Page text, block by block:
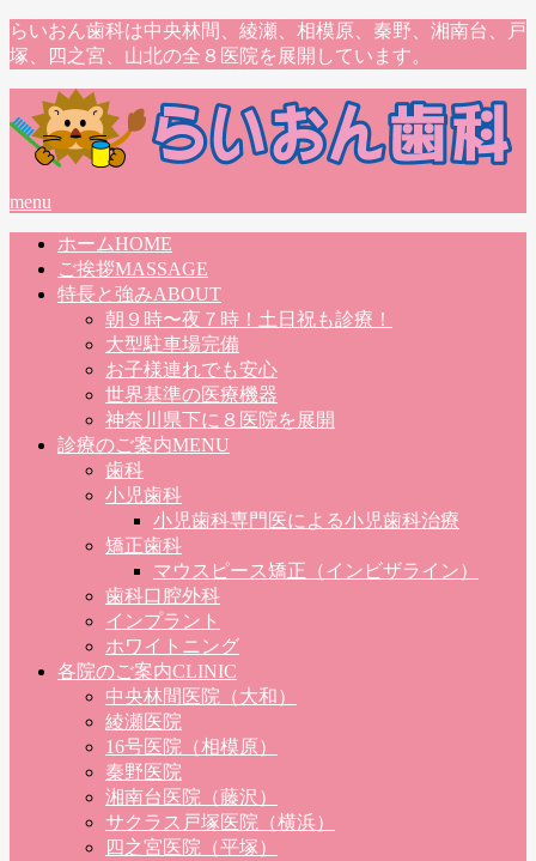
らいおん歯科は中央林間、綾瀬、相模原、秦野、湘南台、戸
塚、四之宮、山北の全８医院を展開しています。
menu
ホームHOME
ご挨拶MASSAGE
特長と強みABOUT
朝９時〜夜７時！土日祝も診療！
大型駐車場完備
お子様連れでも安心
世界基準の医療機器
神奈川県下に８医院を展開
診療のご案内MENU
歯科
小児歯科
小児歯科専門医による小児歯科治療
矯正歯科
マウスピース矯正（インビザライン）
歯科口腔外科
インプラント
ホワイトニング
各院のご案内CLINIC
中央林間医院（大和）
綾瀬医院
16号医院（相模原）
秦野医院
湘南台医院（藤沢）
サクラス戸塚医院（横浜）
四之宮医院（平塚）